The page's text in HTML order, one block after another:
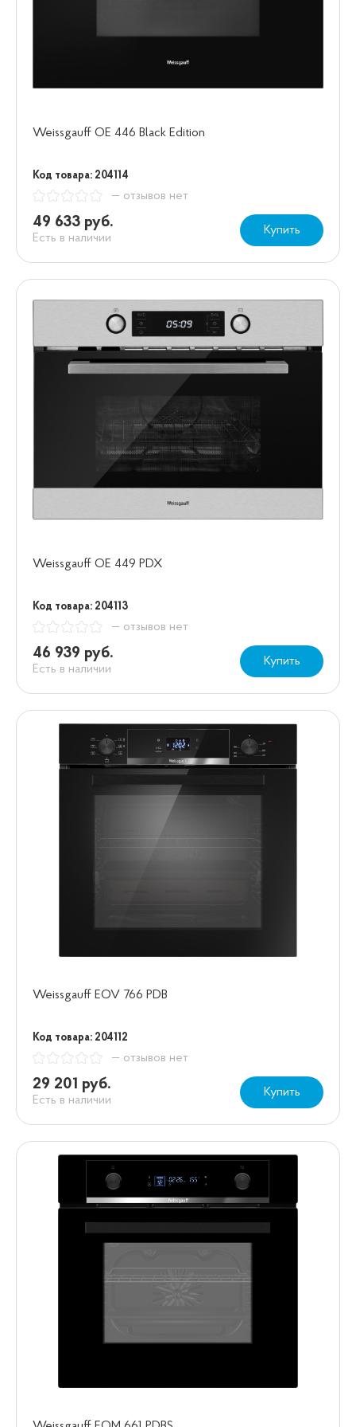
Weissgauff OE 446 Black Edition
Код товара: 204114
— отзывов нет
49 633 руб.
Есть в наличии
Купить
Weissgauff OE 449 PDX
Код товара: 204113
— отзывов нет
46 939 руб.
Есть в наличии
Купить
Weissgauff EOV 766 PDB
Код товара: 204112
— отзывов нет
29 201 руб.
Есть в наличии
Купить